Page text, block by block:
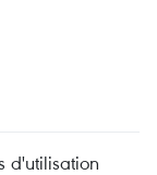
d'utilisation